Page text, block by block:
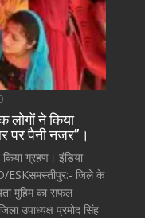
ने किया
पर पैनी नजर”।
ग्रहण। इंडिया
ESKसमस्तीपुर:- जिले के
मुहिम का सफल
उपाध्यक्ष प्रमोद सिंह